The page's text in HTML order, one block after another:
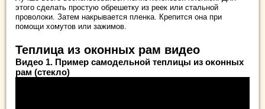
этого сделать простую обрешетку из реек или стальной
проволоки. Затем накрывается пленка. Крепится она при
помощи хомутов или зажимов.
Теплица из оконных рам видео
Видео 1. Пример самодельной теплицы из оконных
рам (стекло)